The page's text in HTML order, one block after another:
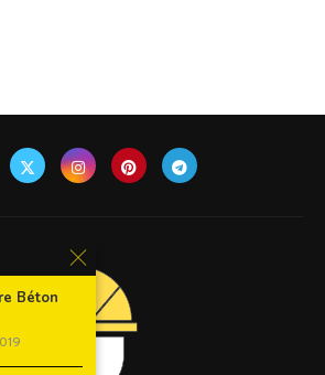
Béton